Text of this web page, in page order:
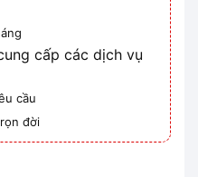
cấp các dịch vụ
cầu
đời